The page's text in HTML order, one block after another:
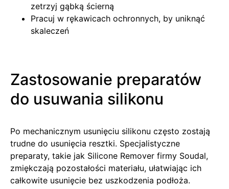
zetrzyj gąbką ścierną
Pracuj w rękawicach ochronnych, by uniknąć
skaleczeń
Zastosowanie preparatów
do usuwania silikonu
Po mechanicznym usunięciu silikonu często zostają
trudne do usunięcia resztki. Specjalistyczne
preparaty, takie jak Silicone Remover firmy Soudal,
zmiękczają pozostałości materiału, ułatwiając ich
całkowite usunięcie bez uszkodzenia podłoża.